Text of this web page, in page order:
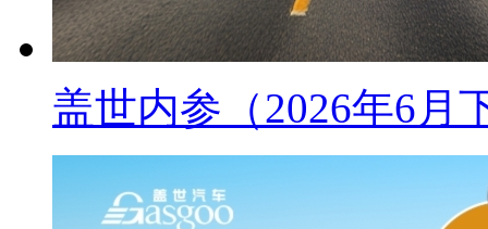
盖世内参（2026年6月